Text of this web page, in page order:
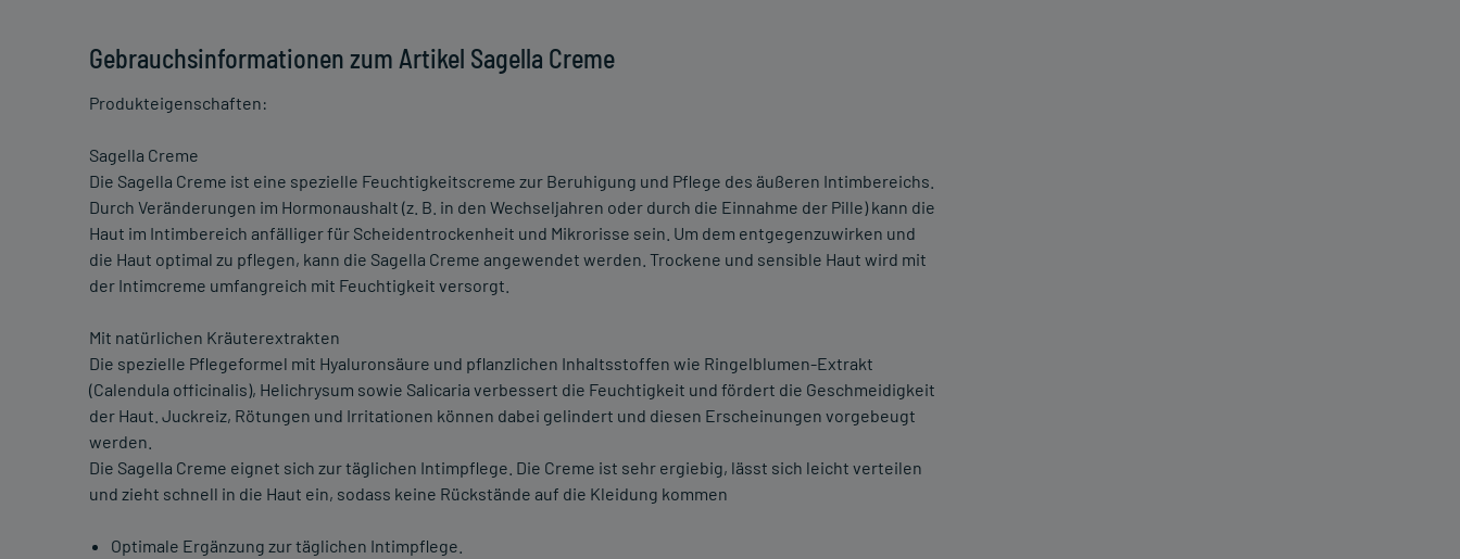
Gebrauchsinformationen zum Artikel Sagella Creme
Produkteigenschaften:
Sagella Creme
Die Sagella Creme ist eine spezielle Feuchtigkeitscreme zur Beruhigung und Pflege des äußeren Intimbereichs.
Durch Veränderungen im Hormonaushalt (z. B. in den Wechseljahren oder durch die Einnahme der Pille) kann die
Haut im Intimbereich anfälliger für Scheidentrockenheit und Mikrorisse sein. Um dem entgegenzuwirken und
die Haut optimal zu pflegen, kann die Sagella Creme angewendet werden. Trockene und sensible Haut wird mit
der Intimcreme umfangreich mit Feuchtigkeit versorgt.
Mit natürlichen Kräuterextrakten
Die spezielle Pflegeformel mit Hyaluronsäure und pflanzlichen Inhaltsstoffen wie Ringelblumen-Extrakt
(Calendula officinalis), Helichrysum sowie Salicaria verbessert die Feuchtigkeit und fördert die Geschmeidigkeit
der Haut. Juckreiz, Rötungen und Irritationen können dabei gelindert und diesen Erscheinungen vorgebeugt
werden.
Die Sagella Creme eignet sich zur täglichen Intimpflege. Die Creme ist sehr ergiebig, lässt sich leicht verteilen
und zieht schnell in die Haut ein, sodass keine Rückstände auf die Kleidung kommen
Optimale Ergänzung zur täglichen Intimpflege.